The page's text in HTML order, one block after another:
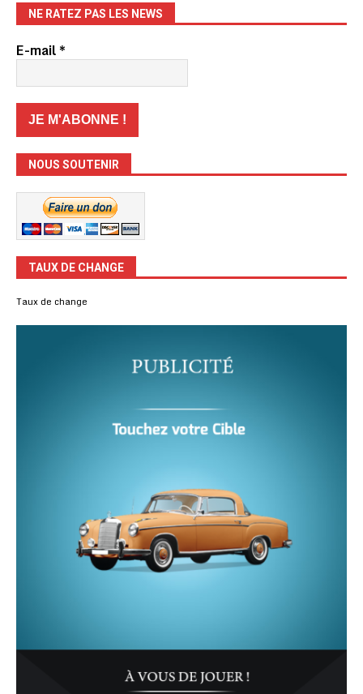
NE RATEZ PAS LES NEWS
E-mail*
NOUS SOUTENIR
TAUX DE CHANGE
Taux de change